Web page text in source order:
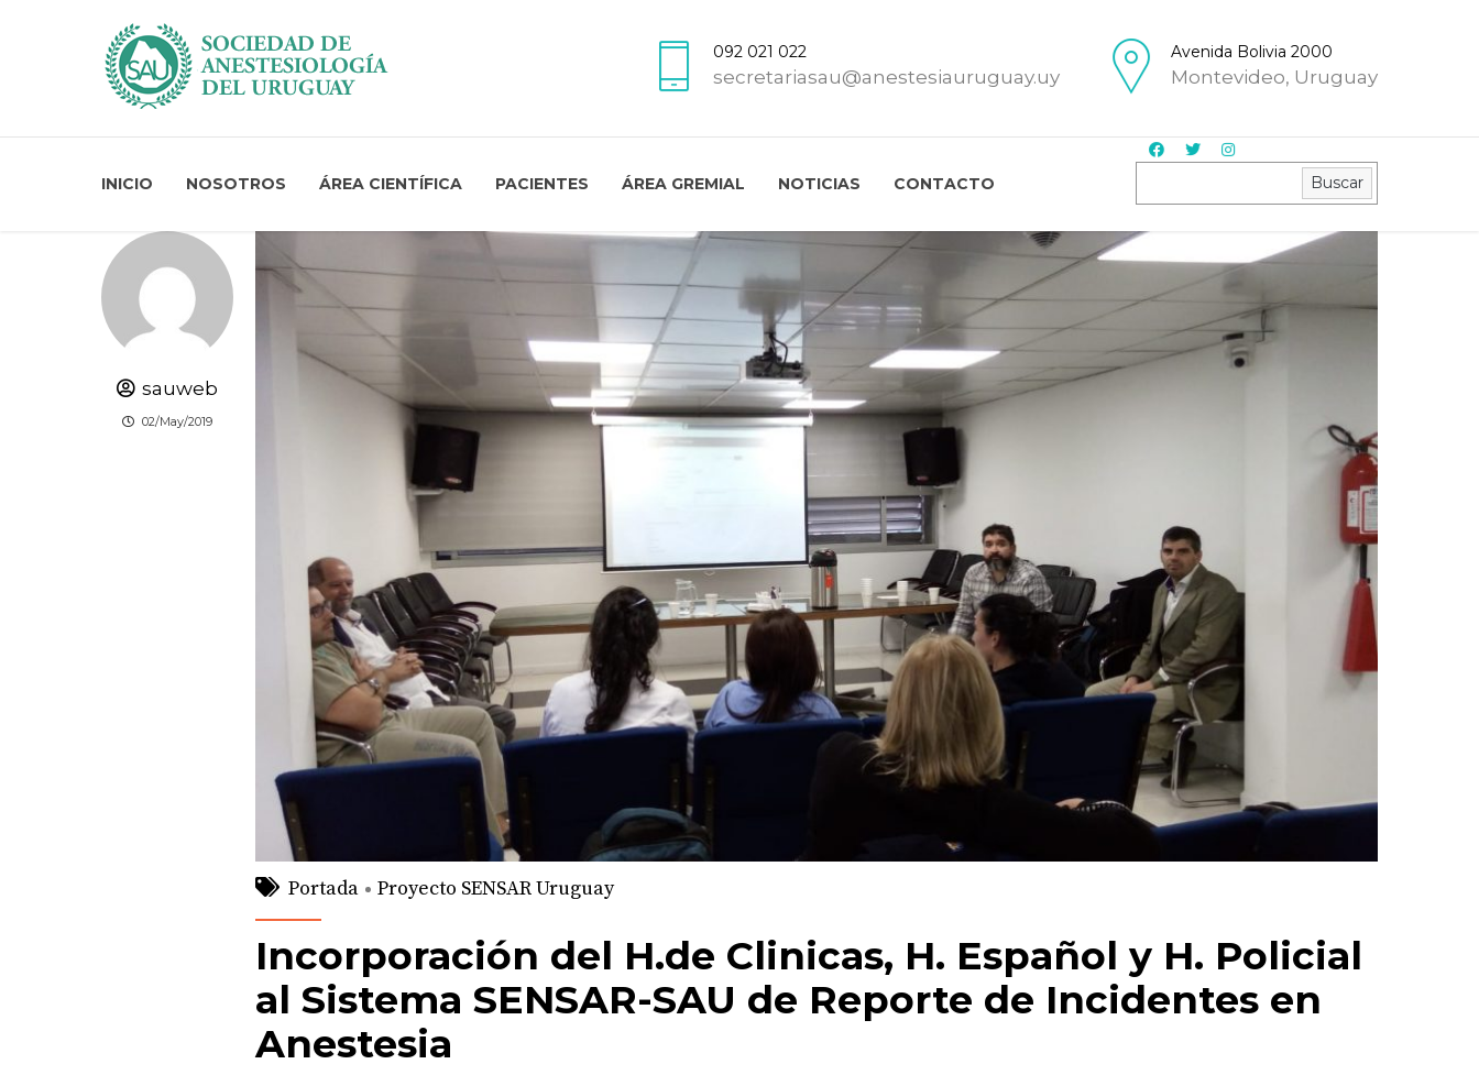
092 021 022
secretariasau@anestesiauruguay.uy
Avenida Bolivia 2000
Montevideo, Uruguay
Buscar
INICIO NOSOTROS ÁREA CIENTÍFICA PACIENTES ÁREA GREMIAL NOTICIAS CONTACTO
sauweb
02/May/2019
Portada Proyecto SENSAR Uruguay
Incorporación del H.de Clinicas, H. Español y H. Policial
al Sistema SENSAR-SAU de Reporte de Incidentes en
Anestesia